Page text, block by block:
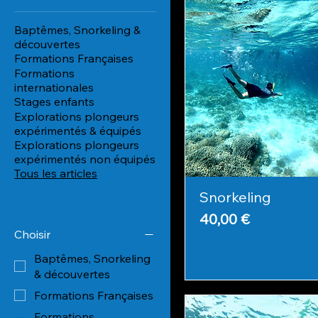
Baptêmes, Snorkeling &
découvertes
Formations Françaises
Formations
internationales
Stages enfants
Explorations plongeurs
expérimentés & équipés
Explorations plongeurs
expérimentés non équipés
Tous les articles
Choisir
Baptêmes, Snorkeling
& découvertes
Formations Françaises
Snorkeling
Prix
40,00 €